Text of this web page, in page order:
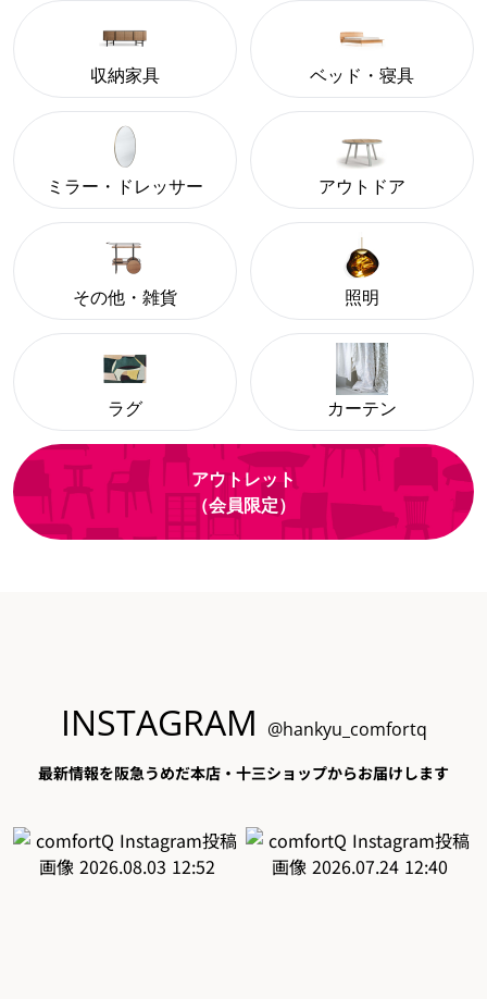
収納家具 ベッド・寝具
ミラー・ドレッサー アウトドア
その他・雑貨 照明
ラグ カーテン
アウトレット
（会員限定）
INSTAGRAM @hankyu_comfortq
最新情報を阪急うめだ本店・十三ショップからお届けします